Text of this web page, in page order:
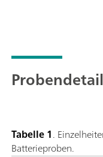
Tabelle 1.
Batterieproben.